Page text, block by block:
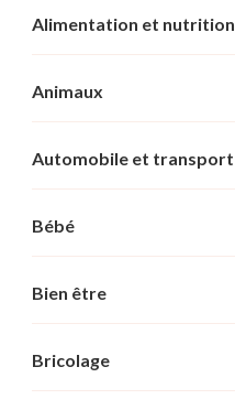
Alimentation et nutrition
Animaux
Automobile et transport
Bébé
Bien être
Bricolage